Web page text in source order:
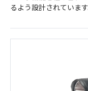
るよう設計されています